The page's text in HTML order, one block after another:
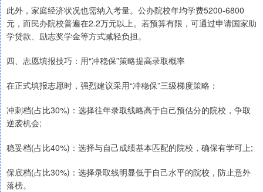
此外，家庭经济状况也需纳入考量。公办院校年均学费5200-6800
元，而民办院校普遍在2.2万元以上。若预算有限，可通过申请国家助
学贷款、励志奖学金等方式减轻负担。
四、志愿填报技巧：用“冲稳保”策略提高录取概率
在正式填报志愿时，强烈建议采用“冲稳保”三级梯度策略：
冲刺档(占比30%)：选择往年录取线略高于自己预估分的院校，争取
逆袭机会;
稳妥档(占比40%)：选择与自己成绩基本匹配的院校，确保有学可上;
保底档(占比30%)：选择录取线明显低于自己水平的院校，防止意外
落榜。